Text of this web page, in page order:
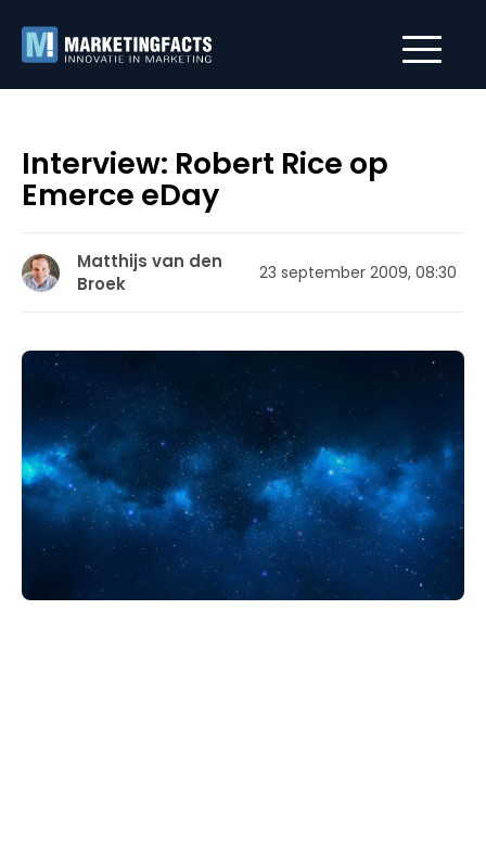
Interview: Robert Rice op
Emerce eDay
Matthijs van den
Broek
23 september 2009, 08:30